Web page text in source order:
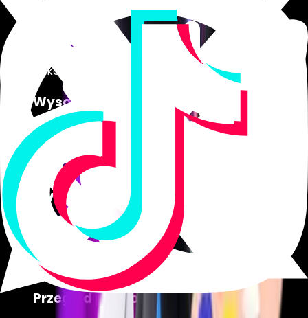
Chęć pracy z metrykami produktu
Pracujemy z konwersjami, lejkami i flow — nie
tylko z estetyką.
Wysoki poziom autonomii
Umiejętność samodzielnego prowadzenia zadania
od pomysłu do mierzalnego rezultatu.
Etapy rekrutacji
Krok 01
Przegląd portfolio